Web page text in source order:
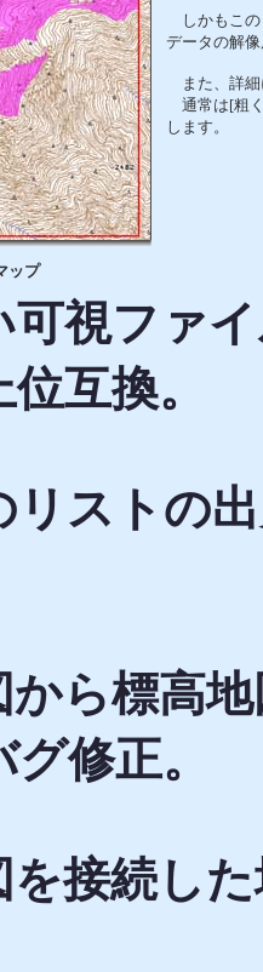
しかもこの
データの解
また、詳細
通常は[粗
します。
ップ
可視ファ
互換。
リストの
から標高
修正。
を接続し